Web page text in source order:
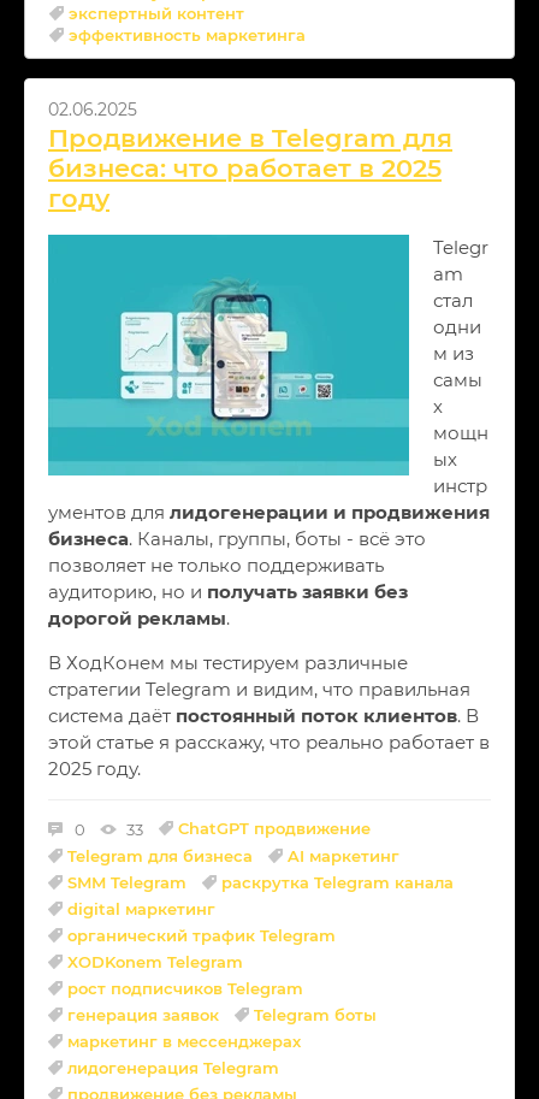
экспертный контент
эффективность маркетинга
02.06.2025
Продвижение в Telegram для
бизнеса: что работает в 2025
году
Telegr
am
стал
одни
м из
самы
х
мощн
ых
инстр
ументов для лидогенерации и продвижения
бизнеса. Каналы, группы, боты - всё это
позволяет не только поддерживать
аудиторию, но и получать заявки без
дорогой рекламы.
В ХодКонем мы тестируем различные
стратегии Telegram и видим, что правильная
система даёт постоянный поток клиентов. В
этой статье я расскажу, что реально работает в
2025 году.
0 33
ChatGPT продвижение
Telegram для бизнеса
AI маркетинг
SMM Telegram
раскрутка Telegram канала
digital маркетинг
органический трафик Telegram
XODKonem Telegram
рост подписчиков Telegram
генерация заявок
Telegram боты
маркетинг в мессенджерах
лидогенерация Telegram
продвижение без рекламы